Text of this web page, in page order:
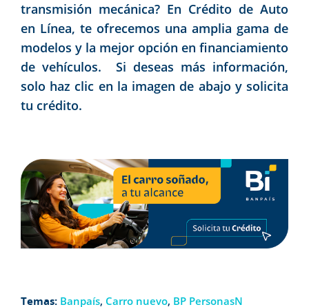
transmisión mecánica? En Crédito de Auto
en Línea, te ofrecemos una amplia gama de
modelos y la mejor opción en financiamiento
de vehículos. Si deseas más información,
solo haz clic en la imagen de abajo y solicita
tu crédito.
Temas: Banpaís, Carro nuevo, BP PersonasN